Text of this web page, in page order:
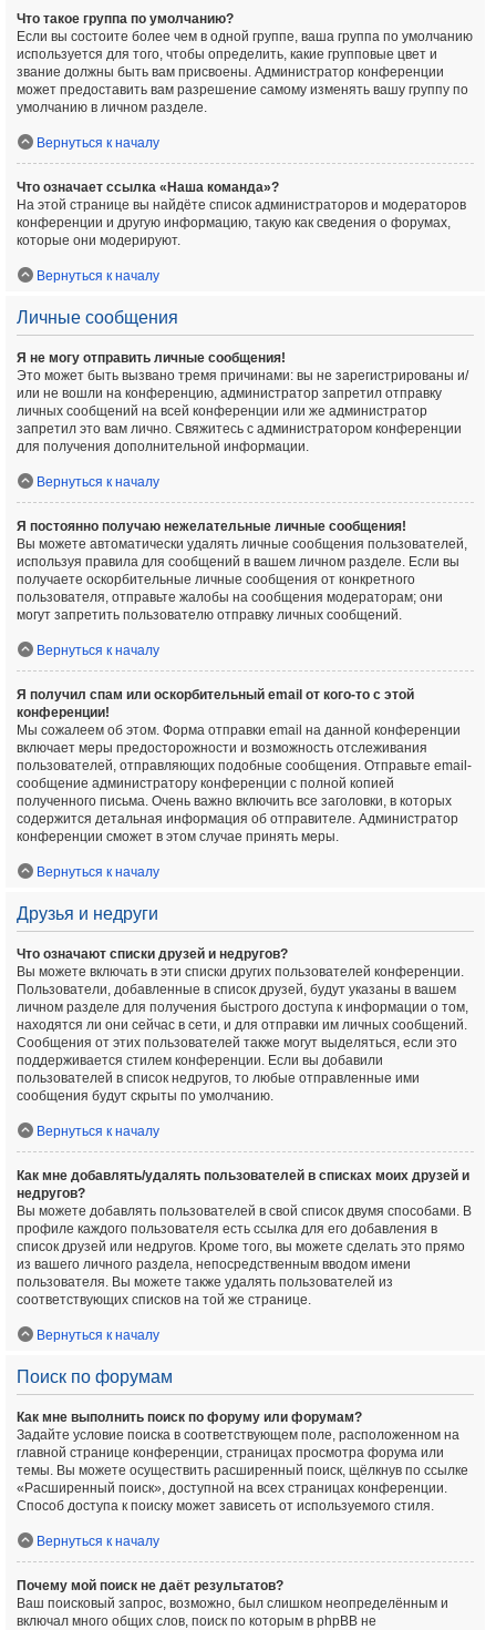
Что такое группа по умолчанию?
Если вы состоите более чем в одной группе, ваша группа по умолчанию
используется для того, чтобы определить, какие групповые цвет и
звание должны быть вам присвоены. Администратор конференции
может предоставить вам разрешение самому изменять вашу группу по
умолчанию в личном разделе.
Вернуться к началу
Что означает ссылка «Наша команда»?
На этой странице вы найдёте список администраторов и модераторов
конференции и другую информацию, такую как сведения о форумах,
которые они модерируют.
Вернуться к началу
Личные сообщения
Я не могу отправить личные сообщения!
Это может быть вызвано тремя причинами: вы не зарегистрированы и/
или не вошли на конференцию, администратор запретил отправку
личных сообщений на всей конференции или же администратор
запретил это вам лично. Свяжитесь с администратором конференции
для получения дополнительной информации.
Вернуться к началу
Я постоянно получаю нежелательные личные сообщения!
Вы можете автоматически удалять личные сообщения пользователей,
используя правила для сообщений в вашем личном разделе. Если вы
получаете оскорбительные личные сообщения от конкретного
пользователя, отправьте жалобы на сообщения модераторам; они
могут запретить пользователю отправку личных сообщений.
Вернуться к началу
Я получил спам или оскорбительный email от кого-то с этой
конференции!
Мы сожалеем об этом. Форма отправки email на данной конференции
включает меры предосторожности и возможность отслеживания
пользователей, отправляющих подобные сообщения. Отправьте email-
сообщение администратору конференции с полной копией
полученного письма. Очень важно включить все заголовки, в которых
содержится детальная информация об отправителе. Администратор
конференции сможет в этом случае принять меры.
Вернуться к началу
Друзья и недруги
Что означают списки друзей и недругов?
Вы можете включать в эти списки других пользователей конференции.
Пользователи, добавленные в список друзей, будут указаны в вашем
личном разделе для получения быстрого доступа к информации о том,
находятся ли они сейчас в сети, и для отправки им личных сообщений.
Сообщения от этих пользователей также могут выделяться, если это
поддерживается стилем конференции. Если вы добавили
пользователей в список недругов, то любые отправленные ими
сообщения будут скрыты по умолчанию.
Вернуться к началу
Как мне добавлять/удалять пользователей в списках моих друзей и
недругов?
Вы можете добавлять пользователей в свой список двумя способами. В
профиле каждого пользователя есть ссылка для его добавления в
список друзей или недругов. Кроме того, вы можете сделать это прямо
из вашего личного раздела, непосредственным вводом имени
пользователя. Вы можете также удалять пользователей из
соответствующих списков на той же странице.
Вернуться к началу
Поиск по форумам
Как мне выполнить поиск по форуму или форумам?
Задайте условие поиска в соответствующем поле, расположенном на
главной странице конференции, страницах просмотра форума или
темы. Вы можете осуществить расширенный поиск, щёлкнув по ссылке
«Расширенный поиск», доступной на всех страницах конференции.
Способ доступа к поиску может зависеть от используемого стиля.
Вернуться к началу
Почему мой поиск не даёт результатов?
Ваш поисковый запрос, возможно, был слишком неопределённым и
включал много общих слов, поиск по которым в phpBB не